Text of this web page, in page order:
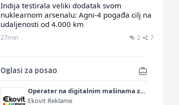
Indija testirala veliki dodatak svom
nuklearnom arsenalu: Agni-4 pogađa cilj na
udaljenosti od 4.000 km
27min 2 7
Oglasi za posao
Operater na digitalnim mašinama za
štampu i doradu (m/ž)
Ekovit Reklame